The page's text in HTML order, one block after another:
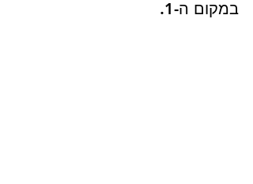
במקום ה-1.